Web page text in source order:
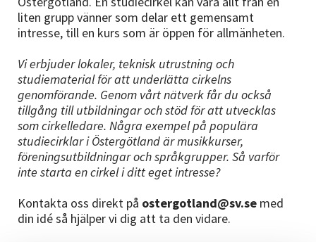
liten grupp vänner som delar ett gemensamt
intresse, till en kurs som är öppen för allmänheten.
Vi erbjuder lokaler, teknisk utrustning och
studiematerial för att underlätta cirkelns
genomförande. Genom vårt nätverk får du också
tillgång till utbildningar och stöd för att utvecklas
som cirkelledare. Några exempel på populära
studiecirklar i Östergötland är musikkurser,
föreningsutbildningar och språkgrupper. Så varför
inte starta en cirkel i ditt eget intresse?
Kontakta oss direkt på ostergotland@sv.se med
din idé så hjälper vi dig att ta den vidare.